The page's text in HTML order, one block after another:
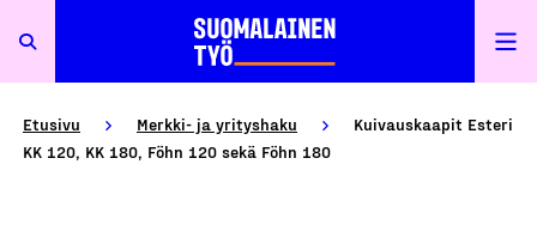
Etusivu Merkki- ja yrityshaku
Kuivauskaapit Esteri
KK 120, KK 180, Föhn 120 sekä Föhn 180